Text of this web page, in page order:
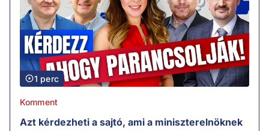
1 perc
Komment
Azt kérdezheti a sajtó, ami a miniszterelnöknek